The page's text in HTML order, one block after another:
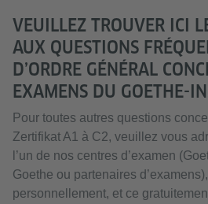
VEUILLEZ TROUVER ICI
AUX QUESTIONS
D’ORDRE GÉNÉRAL
EXAMENS DU GOETHE-
Pour toutes autres questions
Zertifikat A1 à C2, veuillez vous
l’un de nos centres d’examen
Goethe ou partenaires
personnellement, et ce